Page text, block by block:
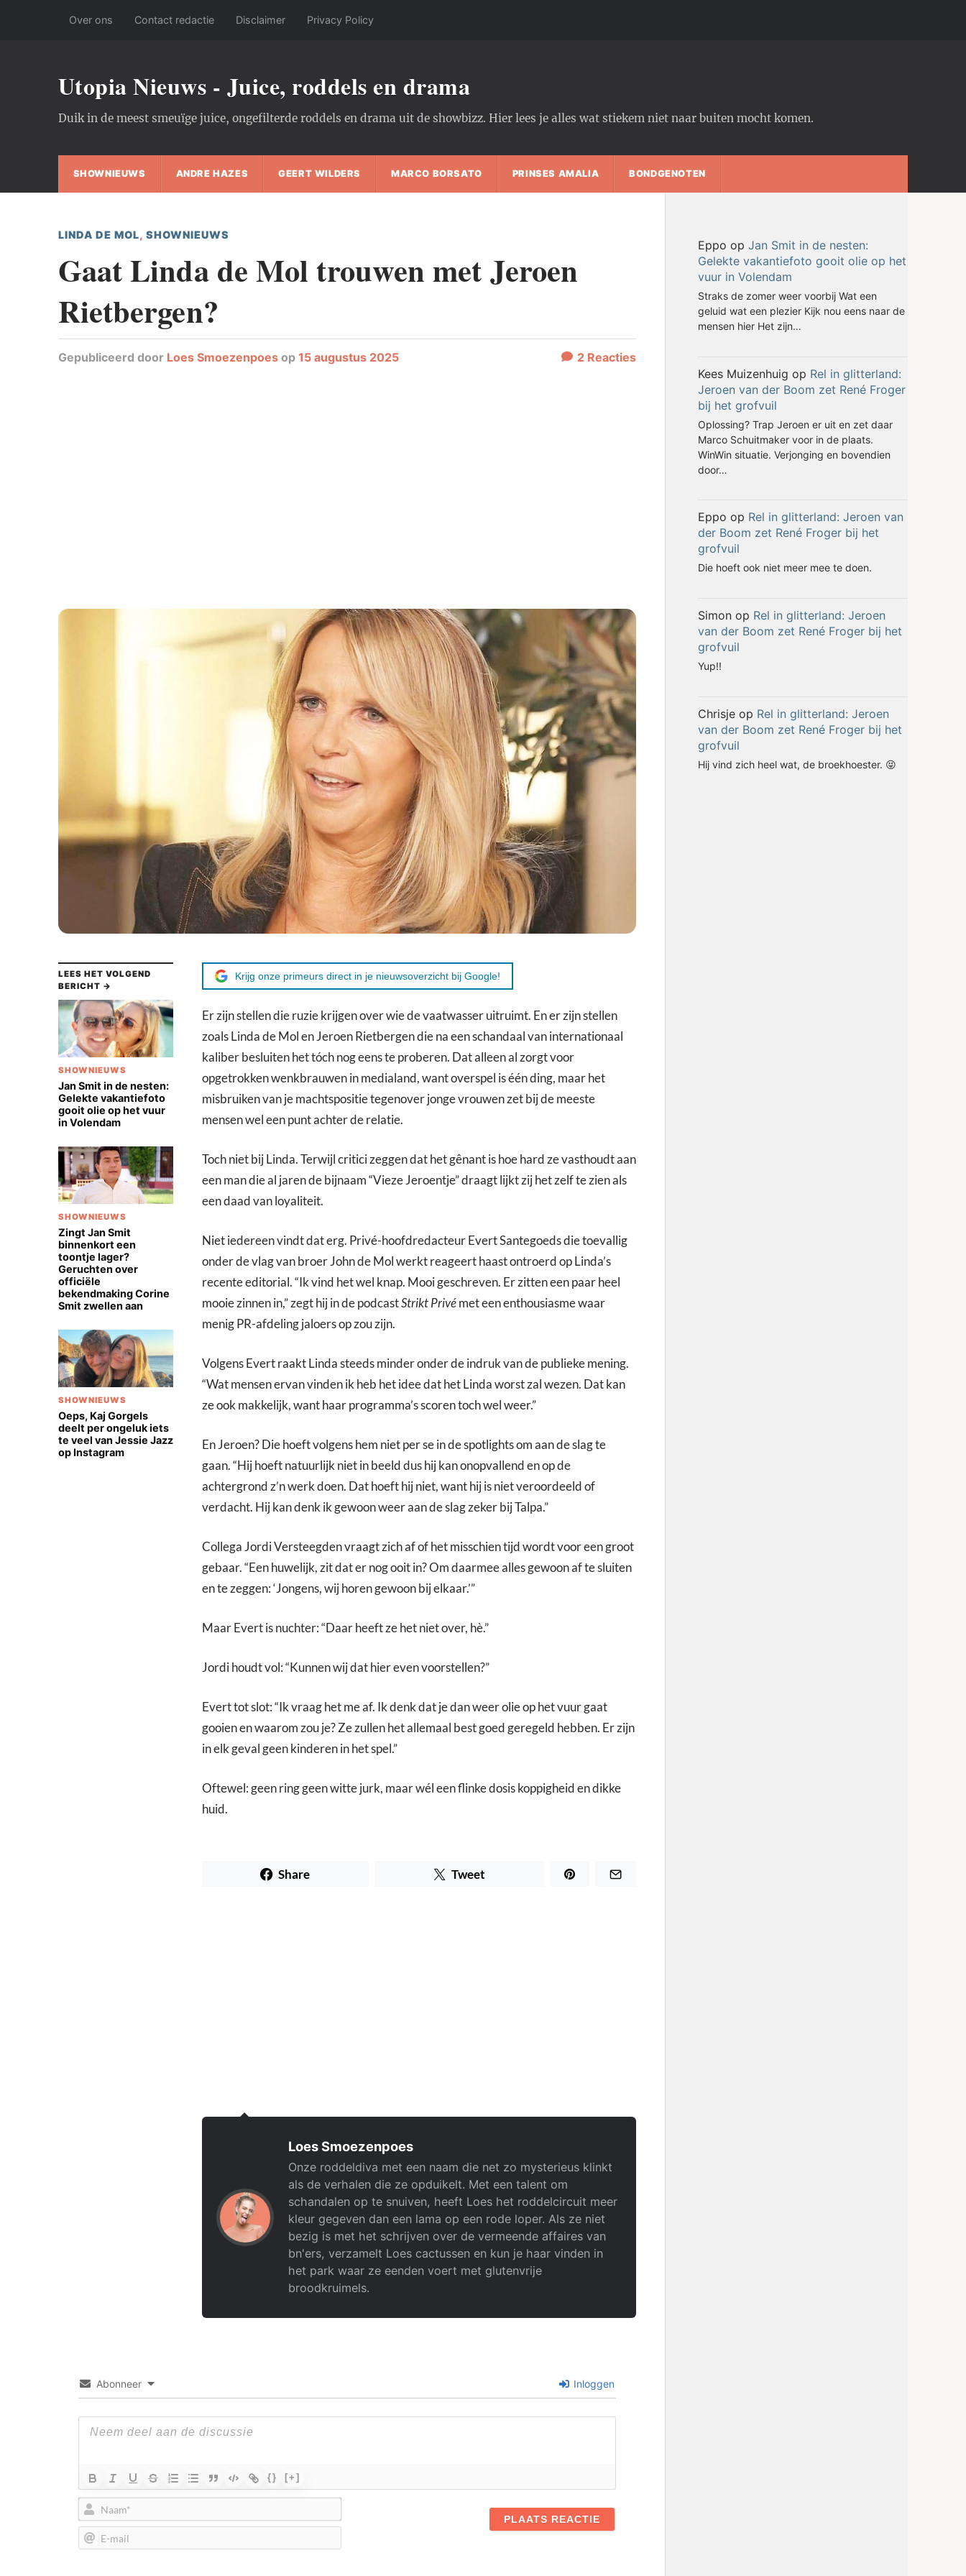
Over ons Contact redactie Disclaimer Privacy Policy
Utopia Nieuws - Juice, roddels en drama
Duik in de meest smeuïge juice, ongefilterde roddels en drama uit de showbizz. Hier lees je alles wat stiekem niet naar buiten mocht komen.
SHOWNIEUWS ANDRE HAZES GEERT WILDERS MARCO BORSATO PRINSES AMALIA BONDGENOTEN
LINDA DE MOL, SHOWNIEUWS
Gaat Linda de Mol trouwen met Jeroen
Rietbergen?
Gepubliceerd door Loes Smoezenpoes op 15 augustus 2025 2Reacties
LEES HET VOLGEND
BERICHT →
SHOWNIEUWS
Jan Smit in de nesten:
Gelekte vakantiefoto
gooit olie op het vuur
in Volendam
SHOWNIEUWS
Zingt Jan Smit
binnenkort een
toontje lager?
Geruchten over
officiële
bekendmaking Corine
Smit zwellen aan
SHOWNIEUWS
Oeps, Kaj Gorgels
deelt per ongeluk iets
te veel van Jessie Jazz
op Instagram
Krijg onze primeurs direct in je nieuwsoverzicht bij Google!
Er zijn stellen die ruzie krijgen over wie de vaatwasser uitruimt. En er zijn stellen
zoals Linda de Mol en Jeroen Rietbergen die na een schandaal van internationaal
kaliber besluiten het tóch nog eens te proberen. Dat alleen al zorgt voor
opgetrokken wenkbrauwen in medialand, want overspel is één ding, maar het
misbruiken van je machtspositie tegenover jonge vrouwen zet bij de meeste
mensen wel een punt achter de relatie.
Toch niet bij Linda. Terwijl critici zeggen dat het gênant is hoe hard ze vasthoudt aan
een man die al jaren de bijnaam “Vieze Jeroentje” draagt lijkt zij het zelf te zien als
een daad van loyaliteit.
Niet iedereen vindt dat erg. Privé-hoofdredacteur Evert Santegoeds die toevallig
onder de vlag van broer John de Mol werkt reageert haast ontroerd op Linda’s
recente editorial. “Ik vind het wel knap. Mooi geschreven. Er zitten een paar heel
mooie zinnen in,” zegt hij in de podcastStrikt Privémet een enthousiasme waar
menig PR-afdeling jaloers op zou zijn.
Volgens Evert raakt Linda steeds minder onder de indruk van de publieke mening.
“Wat mensen ervan vinden ik heb het idee dat het Linda worst zal wezen. Dat kan
ze ook makkelijk, want haar programma’s scoren toch wel weer.”
En Jeroen? Die hoeft volgens hem niet per se in de spotlights om aan de slag te
gaan. “Hij hoeft natuurlijk niet in beeld dus hij kan onopvallend en op de
achtergrond z’n werk doen. Dat hoeft hij niet, want hij is niet veroordeeld of
verdacht. Hij kan denk ik gewoon weer aan de slag zeker bij Talpa.”
Collega Jordi Versteegden vraagt zich af of het misschien tijd wordt voor een groot
gebaar. “Een huwelijk, zit dat er nog ooit in? Om daarmee alles gewoon af te sluiten
en te zeggen: ‘Jongens, wij horen gewoon bij elkaar.’”
Maar Evert is nuchter: “Daar heeft ze het niet over, hè.”
Jordi houdt vol: “Kunnen wij dat hier even voorstellen?”
Evert tot slot: “Ik vraag het me af. Ik denk dat je dan weer olie op het vuur gaat
gooien en waarom zou je? Ze zullen het allemaal best goed geregeld hebben. Er zijn
in elk geval geen kinderen in het spel.”
Oftewel: geen ring geen witte jurk, maar wél een flinke dosis koppigheid en dikke
huid.
Share Tweet
Loes Smoezenpoes
Onze roddeldiva met een naam die net zo mysterieus klinkt
als de verhalen die ze opduikelt. Met een talent om
schandalen op te snuiven, heeft Loes het roddelcircuit meer
kleur gegeven dan een lama op een rode loper. Als ze niet
bezig is met het schrijven over de vermeende affaires van
bn'ers, verzamelt Loes cactussen en kun je haar vinden in
het park waar ze eenden voert met glutenvrije
broodkruimels.
Abonneer Inloggen
{} [+]
mail
Eppo op Jan Smit in de nesten:
Gelekte vakantiefoto gooit olie op het
vuur in Volendam
Straks de zomer weer voorbij Wat een
geluid wat een plezier Kijk nou eens naar de
mensen hier Het zijn…
Kees Muizenhuig op Rel in glitterland:
Jeroen van der Boom zet René Froger
bij het grofvuil
Oplossing? Trap Jeroen er uit en zet daar
Marco Schuitmaker voor in de plaats.
WinWin situatie. Verjonging en bovendien
door…
Eppo op Rel in glitterland: Jeroen van
der Boom zet René Froger bij het
grofvuil
Die hoeft ook niet meer mee te doen.
Simonop Rel in glitterland: Jeroen
van der Boom zet René Froger bij het
grofvuil
Yup!!
Chrisjeop Rel in glitterland: Jeroen
van der Boom zet René Froger bij het
grofvuil
Hij vind zich heel wat, de broekhoester. 😝